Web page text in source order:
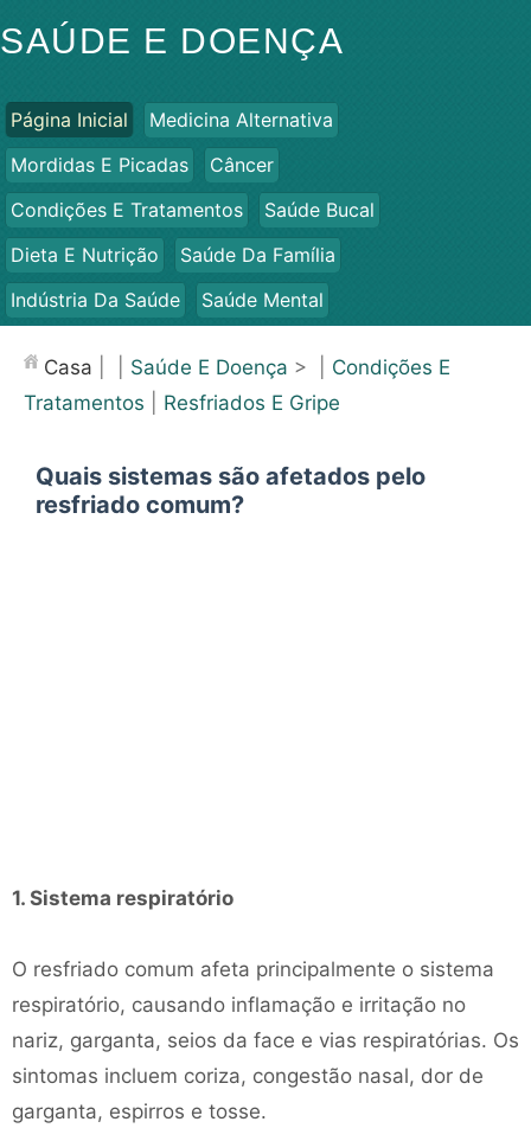
SAÚDE E DOENÇA
Página Inicial
Medicina Alternativa
Mordidas E Picadas
Câncer
Condições E Tratamentos
Saúde Bucal
Dieta E Nutrição
Saúde Da Família
Indústria Da Saúde
Saúde Mental
Saúde
Casa Saúde E Doença > | Condições E
Tratamentos
Resfriados E Gripe
Quais sistemas são afetados pelo
resfriado comum?
1. Sistema respiratório
O resfriado comum afeta principalmente o sistema
respiratório, causando inflamação e irritação no
nariz, garganta, seios da face e vias respiratórias. Os
sintomas incluem coriza, congestão nasal, dor de
garganta, espirros e tosse.